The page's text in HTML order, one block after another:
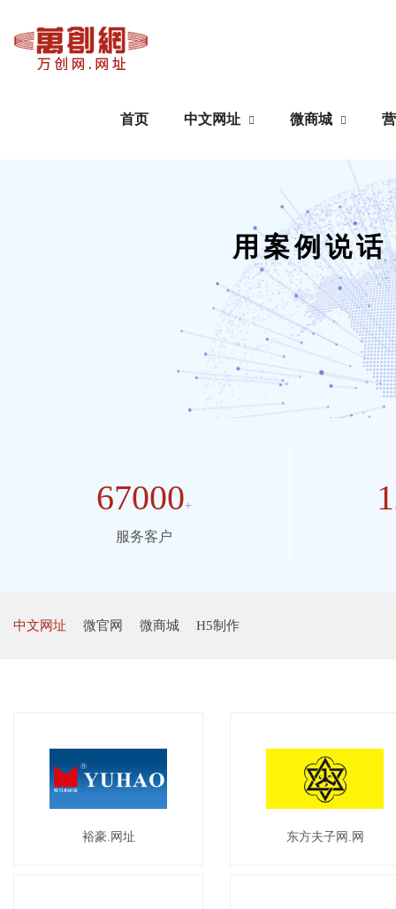
首页 中文网址 微商城
微商城
公众号搭建
用案例说
67000+
服务客户
中文网址 微官网 微商城 H5制作
裕豪.网址 东方夫子网.网